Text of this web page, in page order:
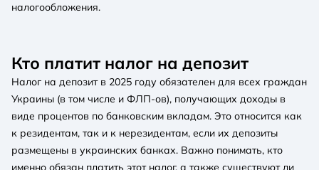
налогообложения.
Кто платит налог на депозит
Налог на депозит в 2025 году обязателен для всех граждан
Украины (в том числе и ФЛП-ов), получающих доходы в
виде процентов по банковским вкладам. Это относится как
к резидентам, так и к нерезидентам, если их депозиты
размещены в украинских банках. Важно понимать, кто
именно обязан платить этот налог, а также существуют ли